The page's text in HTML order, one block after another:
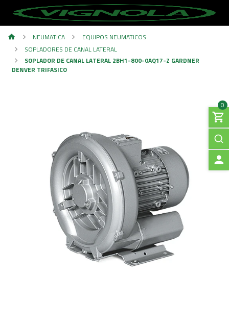
0
NEUMATICA
EQUIPOS NEUMATICOS
SOPLADORES DE CANAL LATERAL
SOPLADOR DE CANAL LATERAL 2BH1-800-0AQ17-Z GARDNER
DENVER TRIFASICO